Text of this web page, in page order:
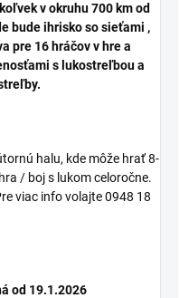
v okruhu 700 km od
bude ihrisko so sieťami ,
pre 16 hráčov v hre a
s lukostreľbou a
halu, kde môže hrať 8-
/ boj s lukom celoročne.
viac info volajte 0948 18
od 19.1.2026